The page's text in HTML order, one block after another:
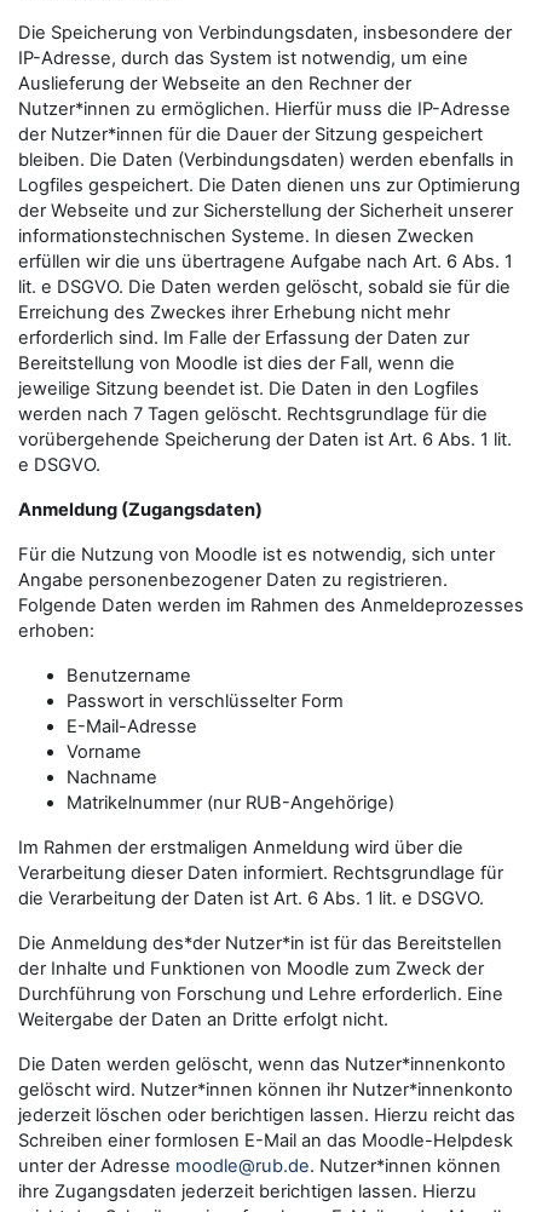
Die Speicherung von Verbindungsdaten, insbesondere der
IP-Adresse, durch das System ist notwendig, um eine
Auslieferung der Webseite an den Rechner der
Nutzer*innen zu ermöglichen. Hierfür muss die IP-Adresse
der Nutzer*innen für die Dauer der Sitzung gespeichert
bleiben. Die Daten (Verbindungsdaten) werden ebenfalls in
Logfiles gespeichert. Die Daten dienen uns zur Optimierung
der Webseite und zur Sicherstellung der Sicherheit unserer
informationstechnischen Systeme. In diesen Zwecken
erfüllen wir die uns übertragene Aufgabe nach Art. 6 Abs. 1
lit. e DSGVO. Die Daten werden gelöscht, sobald sie für die
Erreichung des Zweckes ihrer Erhebung nicht mehr
erforderlich sind. Im Falle der Erfassung der Daten zur
Bereitstellung von Moodle ist dies der Fall, wenn die
jeweilige Sitzung beendet ist. Die Daten in den Logfiles
werden nach 7 Tagen gelöscht. Rechtsgrundlage für die
vorübergehende Speicherung der Daten ist Art. 6 Abs. 1 lit.
e DSGVO.
Anmeldung (Zugangsdaten)
Für die Nutzung von Moodle ist es notwendig, sich unter
Angabe personenbezogener Daten zu registrieren.
Folgende Daten werden im Rahmen des Anmeldeprozesses
erhoben:
Benutzername
Passwort in verschlüsselter Form
E-Mail-Adresse
Vorname
Nachname
Matrikelnummer (nur RUB-Angehörige)
Im Rahmen der erstmaligen Anmeldung wird über die
Verarbeitung dieser Daten informiert. Rechtsgrundlage für
die Verarbeitung der Daten ist Art. 6 Abs. 1 lit. e DSGVO.
Die Anmeldung des*der Nutzer*in ist für das Bereitstellen
der Inhalte und Funktionen von Moodle zum Zweck der
Durchführung von Forschung und Lehre erforderlich. Eine
Weitergabe der Daten an Dritte erfolgt nicht.
Die Daten werden gelöscht, wenn das Nutzer*innenkonto
gelöscht wird. Nutzer*innen können ihr Nutzer*innenkonto
jederzeit löschen oder berichtigen lassen. Hierzu reicht das
Schreiben einer formlosen E-Mail an das Moodle-Helpdesk
unter der Adresse moodle@rub.de. Nutzer*innen können
ihre Zugangsdaten jederzeit berichtigen lassen. Hierzu